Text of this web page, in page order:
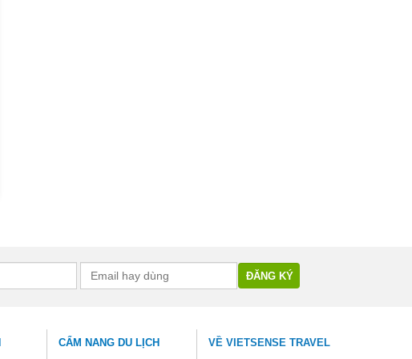
CẨM NANG DU LỊCH VỀ VIETSENSE TRAVEL